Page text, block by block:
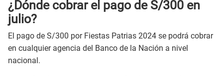
¿Dónde cobrar el pago de S/300 en
julio?
El pago de S/300 por Fiestas Patrias 2024 se podrá cobrar
en cualquier agencia del Banco de la Nación a nivel
nacional.